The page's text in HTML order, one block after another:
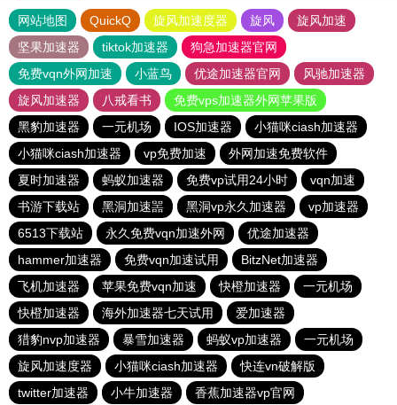
网站地图 QuickQ 旋风加速度器 旋风
旋风加速
坚果加速器
tiktok加速器
狗急加速器官网
免费vqn外网加速
小蓝鸟 优途加速器官网
风驰加速器
旋风加速器
八戒看书
免费vps加速器外网苹果版
黑豹加速器
一元机场 IOS加速器
小猫咪ciash加速器
小猫咪ciash加速器
vp免费加速
外网加速免费软件
夏时加速器
蚂蚁加速器 免费vp试用24小时
vqn加速
书游下载站
黑洞加速噐 黑洞vp永久加速器
vp加速器
6513下载站
永久免费vqn加速外网
优途加速器
hammer加速器
免费vqn加速试用
BitzNet加速器
飞机加速器
苹果免费vqn加速 快橙加速器
一元机场
快橙加速器
海外加速器七天试用
爱加速器
猎豹nvp加速器
暴雪加速器 蚂蚁vp加速器
一元机场
旋风加速度器
小猫咪ciash加速器
快连vn破解版
twitter加速器
小牛加速器 香蕉加速器vp官网